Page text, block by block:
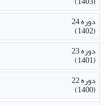
دوره 24
(1402)
دوره 23
(1401)
دوره 22
(1400)